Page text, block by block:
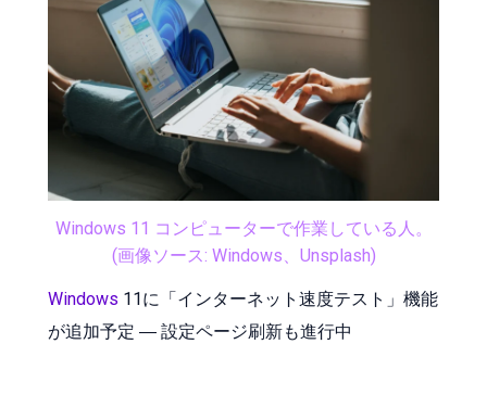
Windows 11 コンピューターで作業している人。
(画像ソース: Windows、Unsplash)
Windows 11に「インターネット速度テスト」機能
が追加予定 ― 設定ページ刷新も進行中